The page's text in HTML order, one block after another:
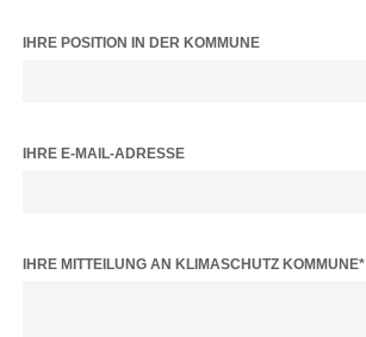
IHRE POSITION IN DER KOMMUNE
IHRE E-MAIL-ADRESSE
BITTE LASSE DIESES FELD LEER.
IHRE MITTEILUNG AN KLIMASCHUTZ KOMMUNE*